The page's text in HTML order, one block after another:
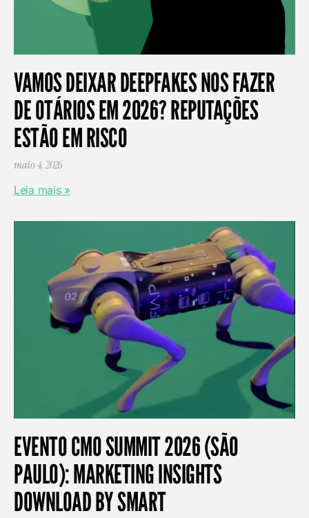
VAMOS DEIXAR DEEPFAKES NOS FAZER
DE OTÁRIOS EM 2026? REPUTAÇÕES
ESTÃO EM RISCO
maio 4, 2026
Leia mais »
EVENTO CMO SUMMIT 2026 (SÃO
PAULO): MARKETING INSIGHTS
DOWNLOAD BY SMART